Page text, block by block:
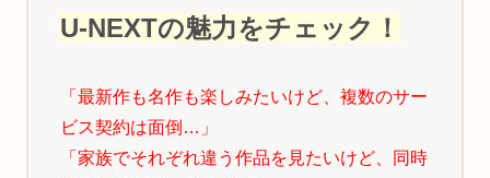
U-NEXTの魅力をチェック！
「最新作も名作も楽しみたいけど、複数のサー
ビス契約は面倒…」
「家族でそれぞれ違う作品を見たいけど、同時